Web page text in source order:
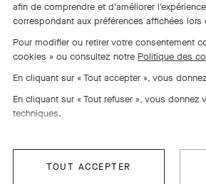
afin de comprendre et d'améliorer
correspondant aux préférences affichées lors
Pour modifier ou retirer votre consentement
cookies » ou consultez notre Politique des
En cliquant sur « Tout accepter », vous
En cliquant sur « Tout refuser », vous
techniques.
TOUT ACCEPTER